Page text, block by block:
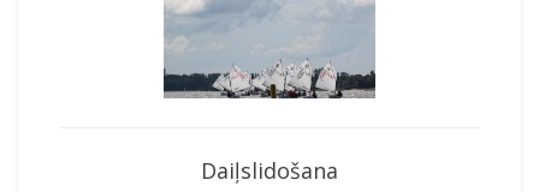
Daiļslidošana